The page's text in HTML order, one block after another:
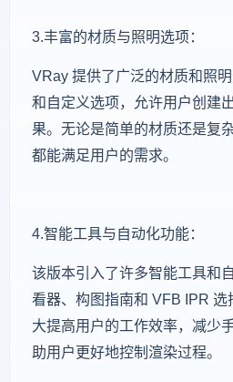
3.丰富的材质与照明选项：
VRay 提供了广泛的材质和照
和自定义选项，允许用户创建
果。无论是简单的材质还是复
都能满足用户的需求。
4.智能工具与自动化功能：
该版本引入了许多智能工具和
看器、构图指南和 VFB IPR 选
大提高用户的工作效率，减少
助用户更好地控制渲染过程。